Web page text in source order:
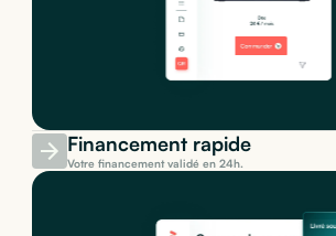
Financement rapide
Votre financement validé en 24h.